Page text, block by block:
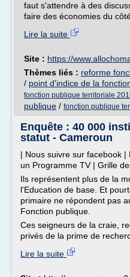
faut s'attendre à des
faire des économies du
Lire la suite
Site : https://
Thèmes liés : reforme
/ point d'indice de la
fonction publique territoriale
publique / fonction publique
Enquête : 40 000
statut - Cameroun
| Nous suivre sur facebook
un Programme TV | Grille
Ils représentent plus de la
l'Education de base. Et
primaire ne répondent pas
Fonction publique.
Ces seigneurs de la craie,
privés de la prime de
Lire la suite